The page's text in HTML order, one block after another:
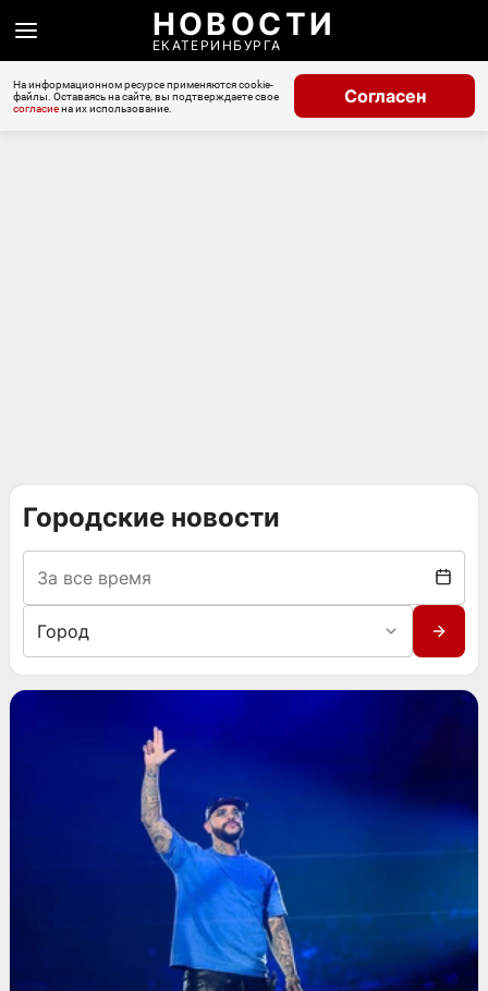
НОВОСТИ
ЕКАТЕРИНБУРГА
На информационном ресурсе применяются cookie-
файлы. Оставаясь на сайте, вы подтверждаете свое
согласиена их использование.
Согласен
Городские новости